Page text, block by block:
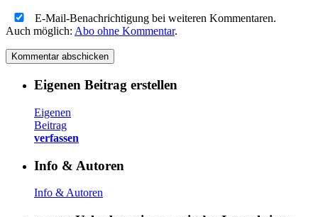
E-Mail-Benachrichtigung bei weiteren Kommentaren.
Auch möglich: Abo ohne Kommentar.
Eigenen Beitrag erstellen
Eigenen
Beitrag
verfassen
Info & Autoren
Info & Autoren